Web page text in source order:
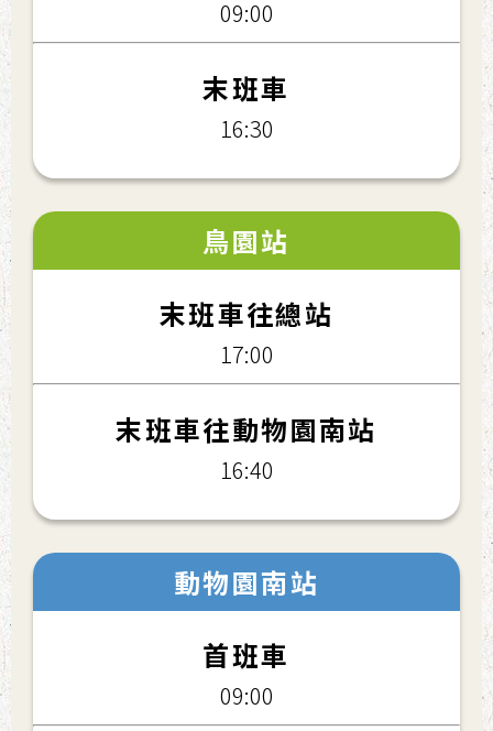
09:00
末班車
16:30
鳥園站
末班車往總站
17:00
末班車往動物園南站
16:40
動物園南站
首班車
09:00